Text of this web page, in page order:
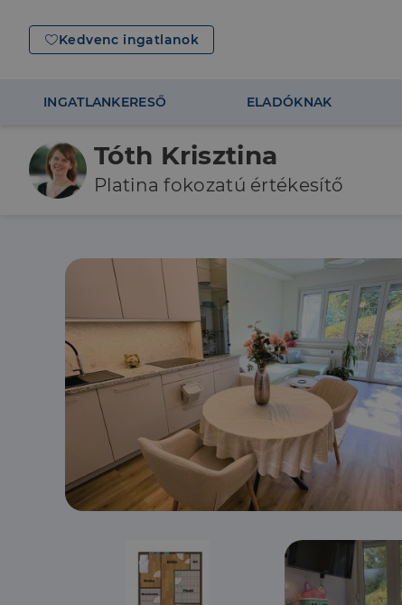
Kedvenc ingatlanok
INGATLANKERESŐ ELADÓKNAK
Tóth Krisztina
Platina fokozatú értékesítő